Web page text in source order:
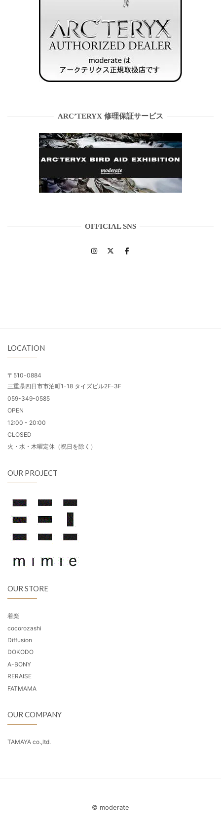
ARC’TERYX 修理保証サービス
OFFICIAL SNS
LOCATION
〒510-0884
三重県四日市市泊町1-18 タイズビル2F-3F
059-349-0585
OPEN
12:00 - 20:00
CLOSED
火・水・木曜定休（祝日を除く）
OUR PROJECT
OUR STORE
着楽
cocorozashi
Diffusion
DOKODO
A-BONY
RERAISE
FATMAMA
OUR COMPANY
TAMAYA co.,ltd.
© moderate